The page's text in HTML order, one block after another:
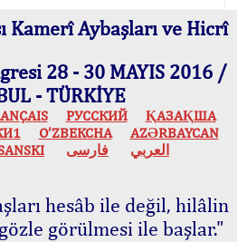
Kamerî Aybaşları ve Hicrî
28 - 30 MAYIS 2016 /
- TÜRKİYE
РУССКИЙ
ҚАЗАҚША
O’ZBEKCHA
AZӘRBAYCAN
العربي فارسی
hesâb ile değil, hilâlin
görülmesi ile başlar."